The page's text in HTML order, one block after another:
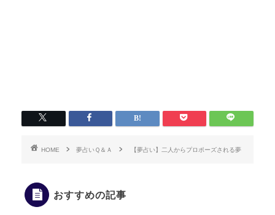
HOME 夢占いＱ＆Ａ 【夢占い】二人からプロポーズされる夢
おすすめの記事